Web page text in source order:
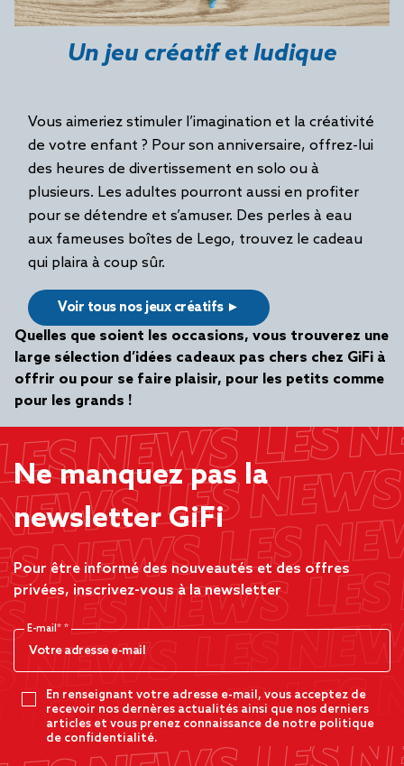
Un jeu créatif et ludique
Vous aimeriez stimuler l’imagination et la créativité
de votre enfant ? Pour son anniversaire, offrez-lui
des heures de divertissement en solo ou à
plusieurs. Les adultes pourront aussi en profiter
pour se détendre et s’amuser. Des perles à eau
aux fameuses boîtes de Lego, trouvez le cadeau
qui plaira à coup sûr.
Voir tous nos jeux créatifs ►
Quelles que soient les occasions, vous trouverez une
large sélection d’idées cadeaux pas chers chez GiFi à
offrir ou pour se faire plaisir, pour les petits comme
pour les grands !
Ne manquez pas la
newsletter GiFi
Pour être informé des nouveautés et des offres
privées, inscrivez-vous à la newsletter
E-mail*
En renseignant votre adresse e-mail, vous acceptez de
recevoir nos dernères actualités ainsi que nos derniers
articles et vous prenez connaissance de notre politique
de confidentialité.